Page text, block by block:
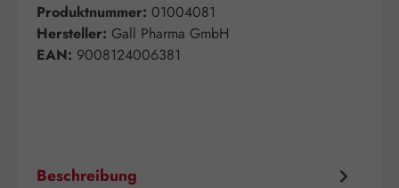
Produktnummer: 01004081
Hersteller: Gall Pharma GmbH
EAN: 9008124006381
Beschreibung